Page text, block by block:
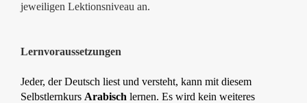
jeweiligen Lektionsniveau an.
Lernvoraussetzungen
Jeder, der Deutsch liest und versteht, kann mit diesem
Selbstlernkurs Arabisch lernen. Es wird kein weiteres